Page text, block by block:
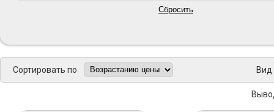
Сортировать по Вид